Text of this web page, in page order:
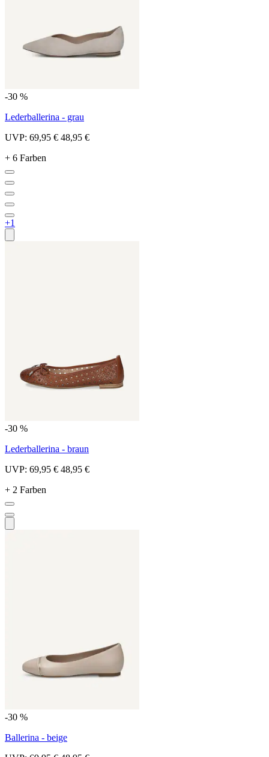
-30 %
Lederballerina - grau
UVP: 69,95 € 48,95 €
+ 6 Farben
+1
-30 %
Lederballerina - braun
UVP: 69,95 € 48,95 €
+ 2 Farben
-30 %
Ballerina - beige